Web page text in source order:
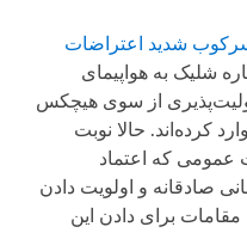
شدید اعتراضات
شلیک به هواپیمای
از سوی هیچکس
کرده‌اند. حالا نوبت
که اعتماد
صادقانه و اولویت دادن
مقامات برای دادن این